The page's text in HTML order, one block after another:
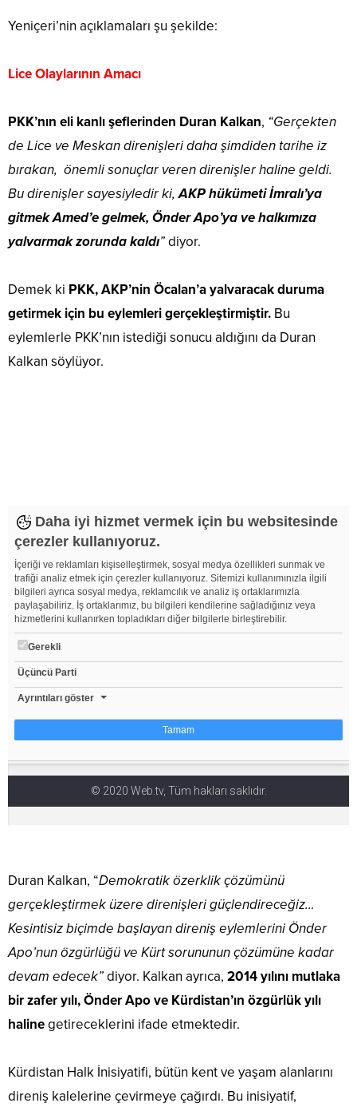
Yeniçeri’nin açıklamaları şu şekilde:
Lice Olaylarının Amacı
PKK’nın eli kanlı şeflerinden Duran Kalkan, “Gerçekten
de Lice ve Meskan direnişleri daha şimdiden tarihe iz
bırakan, önemli sonuçlar veren direnişler haline geldi.
Bu direnişler sayesiyledir ki,AKP hükümeti İmralı’ya
gitmek Amed’e gelmek, Önder Apo’ya ve halkımıza
yalvarmak zorunda kaldı”diyor.
Demek ki PKK, AKP’nin Öcalan’a yalvaracak duruma
getirmek için bu eylemleri gerçekleştirmiştir. Bu
eylemlerle PKK’nın istediği sonucu aldığını da Duran
Kalkan söylüyor.
Duran Kalkan, “Demokratik özerklik çözümünü
gerçekleştirmek üzere direnişleri güçlendireceğiz…
Kesintisiz biçimde başlayan direniş eylemlerini Önder
Apo’nun özgürlüğü ve Kürt sorununun çözümüne kadar
devam edecek”diyor. Kalkan ayrıca, 2014 yılını mutlaka
bir zafer yılı, Önder Apo ve Kürdistan’ın özgürlük yılı
halinegetireceklerini ifade etmektedir.
Kürdistan Halk İnisiyatifi, bütün kent ve yaşam alanlarını
direniş kalelerine çevirmeye çağırdı. Bu inisiyatif,